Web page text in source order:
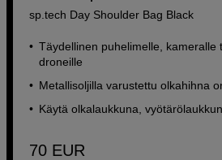
sp.tech Day Shoulder Bag Black
Täydellinen puhelimelle, kameralle
droneille
Metallisoljilla varustettu olkahihna
Käytä olkalaukkuna,
70 EUR